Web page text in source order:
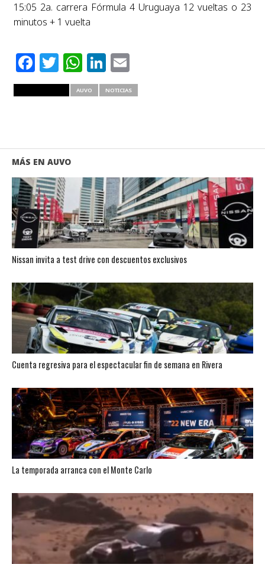
15:05 2a. carrera Fórmula 4 Uruguaya 12 vueltas o 23
minutos + 1 vuelta
Facebook
Twitter
WhatsApp
LinkedIn
Email
AUVO NOTICIAS
MÁS EN AUVO
Nissan invita a test drive con descuentos exclusivos
Cuenta regresiva para el espectacular fin de semana en Rivera
La temporada arranca con el Monte Carlo